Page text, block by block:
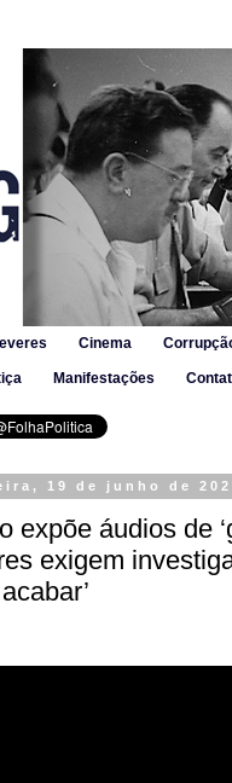
Cinema
Manifestações
19 de junho de
expõe áudios de
exigem